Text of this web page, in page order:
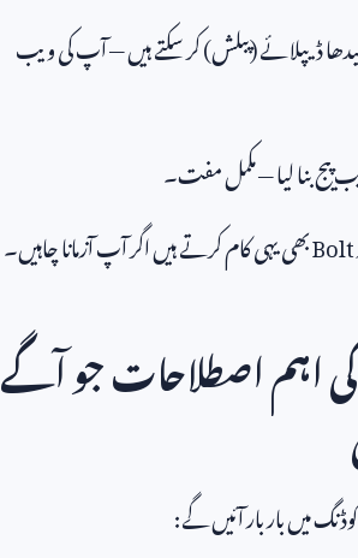
ڈیپلائے (پبلش) کر سکتے ہیں — آپ کی ویب
بنا لیا — مکمل مفت۔
Boltبھی یہی کام کرتے ہیں اگر آپ آزمانا چاہیں۔
اہم اصطلاحات جو آگے
میں بار بار آئیں گے: